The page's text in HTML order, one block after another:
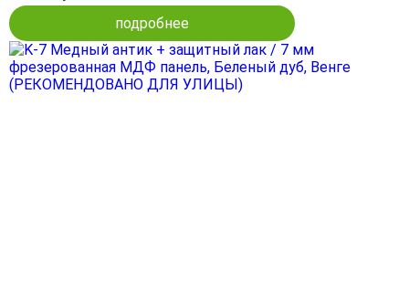
подробнее